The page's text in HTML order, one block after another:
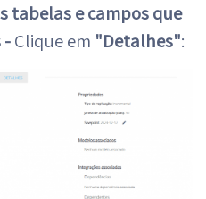
tabelas e campos que
-Clique em "Detalhes":